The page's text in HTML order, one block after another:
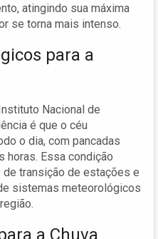
atingindo sua máxima
se torna mais intenso.
para a
Nacional de
é que o céu
o dia, com pancadas
horas. Essa condição
transição de estações e
sistemas meteorológicos
a Chuva